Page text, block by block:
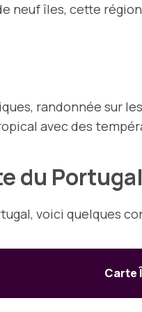
neuf îles, cette
randonnée sur
avec des
du Portugal
voici quelques
Carte